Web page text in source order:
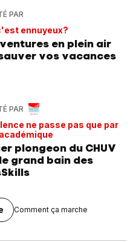
PAR
ennuyeux?
en plein air
vos vacances
PAR
ne passe pas que par
plongeon du CHUV
grand bain des
Comment ça marche